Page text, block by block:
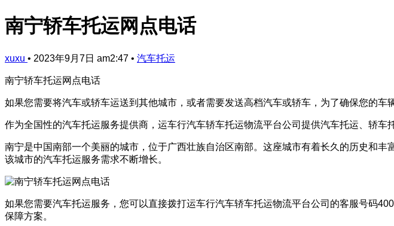
南宁轿车托运网点电话
xuxu • 2023年9月7日 am2:47 • 汽车托运
南宁轿车托运网点电话
如果您需要将汽车或轿车运送到其他城市，或者需要发送高档汽车或轿车，为了确保您的车
作为全国性的汽车托运服务提供商，运车行汽车轿车托运物流平台公司提供汽车托运、轿车
南宁是中国南部一个美丽的城市，位于广西壮族自治区南部。这座城市有着长久的历史和
该城市的汽车托运服务需求不断增长。
如果您需要汽车托运服务，您可以直接拨打运车行汽车轿车托运物流平台公司的客服号码
保障方案。